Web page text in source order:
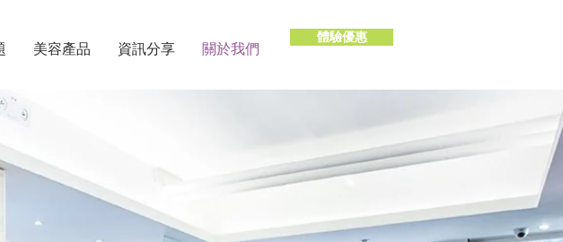
美容產品 資訊分享 關於我們
體驗優惠